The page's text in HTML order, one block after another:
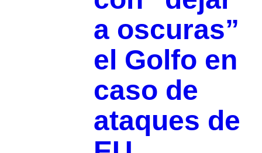
a oscuras”
el Golfo en
caso de
ataques de